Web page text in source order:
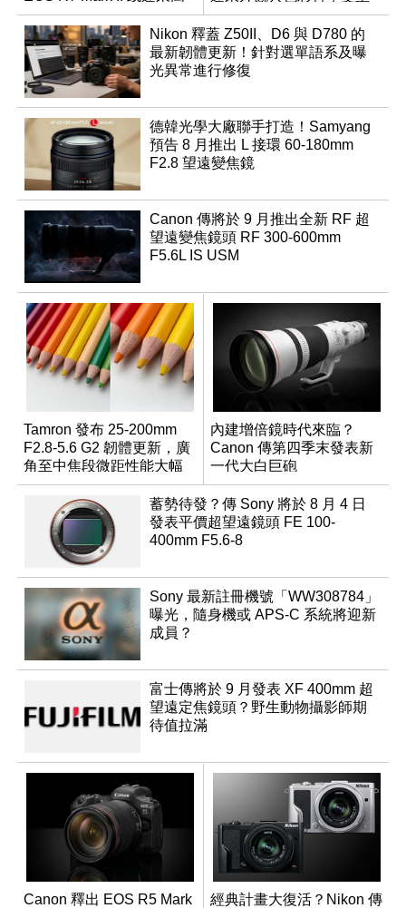
速讀出升級
優化
Nikon 釋蓋 Z50II、D6 與 D780 的
最新韌體更新！針對選單語系及曝
光異常進行修復
德韓光學大廠聯手打造！Samyang
預告 8 月推出 L 接環 60-180mm
F2.8 望遠變焦鏡
Canon 傳將於 9 月推出全新 RF 超
望遠變焦鏡頭 RF 300-600mm
F5.6L IS USM
Tamron 發布 25-200mm
F2.8-5.6 G2 韌體更新，廣
角至中焦段微距性能大幅
升級
內建增倍鏡時代來臨？
Canon 傳第四季末發表新
一代大白巨砲
蓄勢待發？傳 Sony 將於 8 月 4 日
發表平價超望遠鏡頭 FE 100-
400mm F5.6-8
Sony 最新註冊機號「WW308784」
曝光，隨身機或 APS-C 系統將迎新
成員？
富士傳將於 9 月發表 XF 400mm 超
望遠定焦鏡頭？野生動物攝影師期
待值拉滿
Canon 釋出 EOS R5 Mark
經典計畫大復活？Nikon 傳